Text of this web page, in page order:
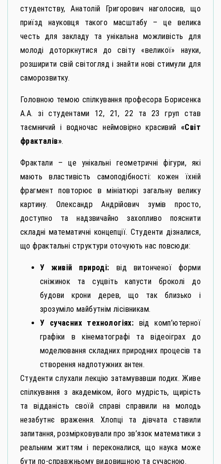
студентству, Анатолій Григорович наголосив, що
приїзд науковця такого масштабу – це велика
честь для закладу та унікальна можливість для
молоді доторкнутися до світу «великої» науки,
розширити свій світогляд і знайти нові стимули для
саморозвитку.
Головною темою спілкування професора Борисенка
А.А. зі студентами 12, 21, 22 та 23 груп став
таємничий і водночас неймовірно красивий «Світ
фракталів».
Фрактали – це унікальні геометричні фігури, які
мають властивість самоподібності: кожен їхній
фрагмент повторює в мініатюрі загальну велику
картину. Олександр Андрійович зумів просто,
доступно та надзвичайно захопливо пояснити
складні математичні концепції. Студенти дізналися,
що фрактальні структури оточують нас повсюди:
У живій природі: від витонченої форми
сніжинок та суцвіть капусти броколі до
будови крони дерев, що так близько і
зрозуміло майбутнім лісівникам.
У сучасних технологіях: від комп’ютерної
графіки в кінематографі та відеоіграх до
моделювання складних природних процесів та
створення надпотужних антен.
Студенти слухали лекцію затамувавши подих. Живе
спілкування з академіком, його мудрість, щирість
та відданість своїй справі справили на молодь
незабутнє враження. Хлопці та дівчата ставили
запитання, розмірковували про зв’язок математики з
реальним життям і переконалися, що наука може
бути по-справжньому видовищною та сучасною.